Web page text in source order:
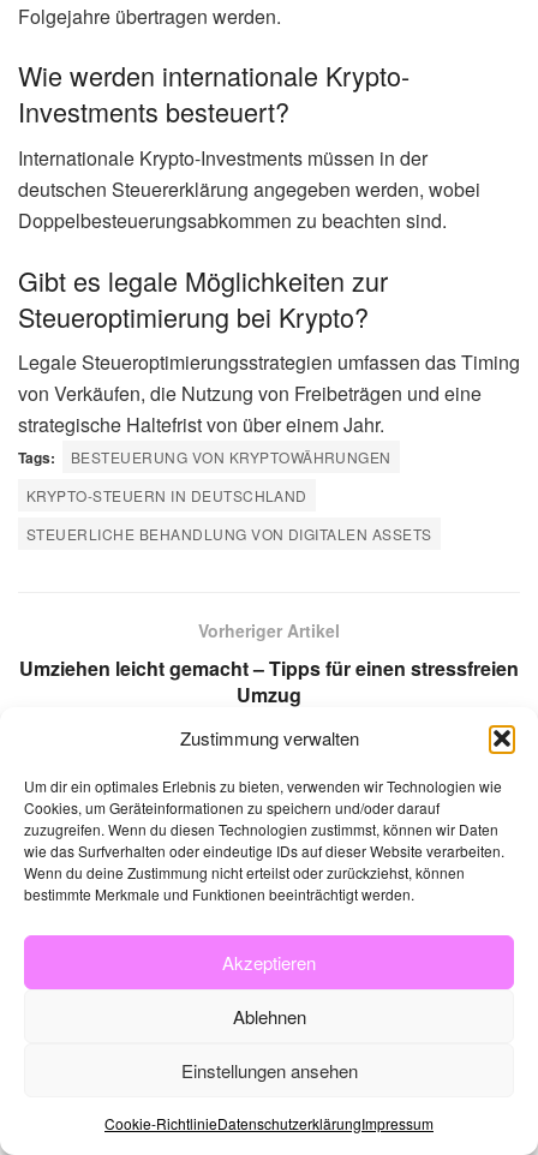
Zustimmung verwalten
Um dir ein optimales Erlebnis zu bieten, verwenden wir Technologien wie
Cookies, um Geräteinformationen zu speichern und/oder darauf
zuzugreifen. Wenn du diesen Technologien zustimmst, können wir Daten
wie das Surfverhalten oder eindeutige IDs auf dieser Website verarbeiten.
Wenn du deine Zustimmung nicht erteilst oder zurückziehst, können
bestimmte Merkmale und Funktionen beeinträchtigt werden.
Akzeptieren
Ablehnen
Einstellungen ansehen
Cookie-RichtlinieDatenschutzerklärungImpressum
Folgejahre übertragen werden.
Wie werden internationale Krypto-
Investments besteuert?
Internationale Krypto-Investments müssen in der
deutschen Steuererklärung angegeben werden, wobei
Doppelbesteuerungsabkommen zu beachten sind.
Gibt es legale Möglichkeiten zur
Steueroptimierung bei Krypto?
Legale Steueroptimierungsstrategien umfassen das Timing
von Verkäufen, die Nutzung von Freibeträgen und eine
strategische Haltefrist von über einem Jahr.
Tags:
BESTEUERUNG VON KRYPTOWÄHRUNGEN
KRYPTO-STEUERN IN DEUTSCHLAND
STEUERLICHE BEHANDLUNG VON DIGITALEN ASSETS
Vorheriger Artikel
Umziehen leicht gemacht – Tipps für einen stressfreien
Umzug
Nächster Artikel
Digitale Compliance: Wie moderne Lernplattformen
Haftungsrisiken senken und die Audit-Sicherheit
erhöhen
Kategorien